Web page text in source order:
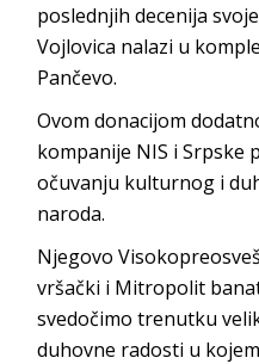
poslednjih decenija
Vojlovica nalazi u
Pančevo.
Ovom donacijom
kompanije NIS i Srpske
očuvanju kulturnog i
naroda.
Njegovo
vršački i Mitropolit
svedočimo trenutku
duhovne radosti u